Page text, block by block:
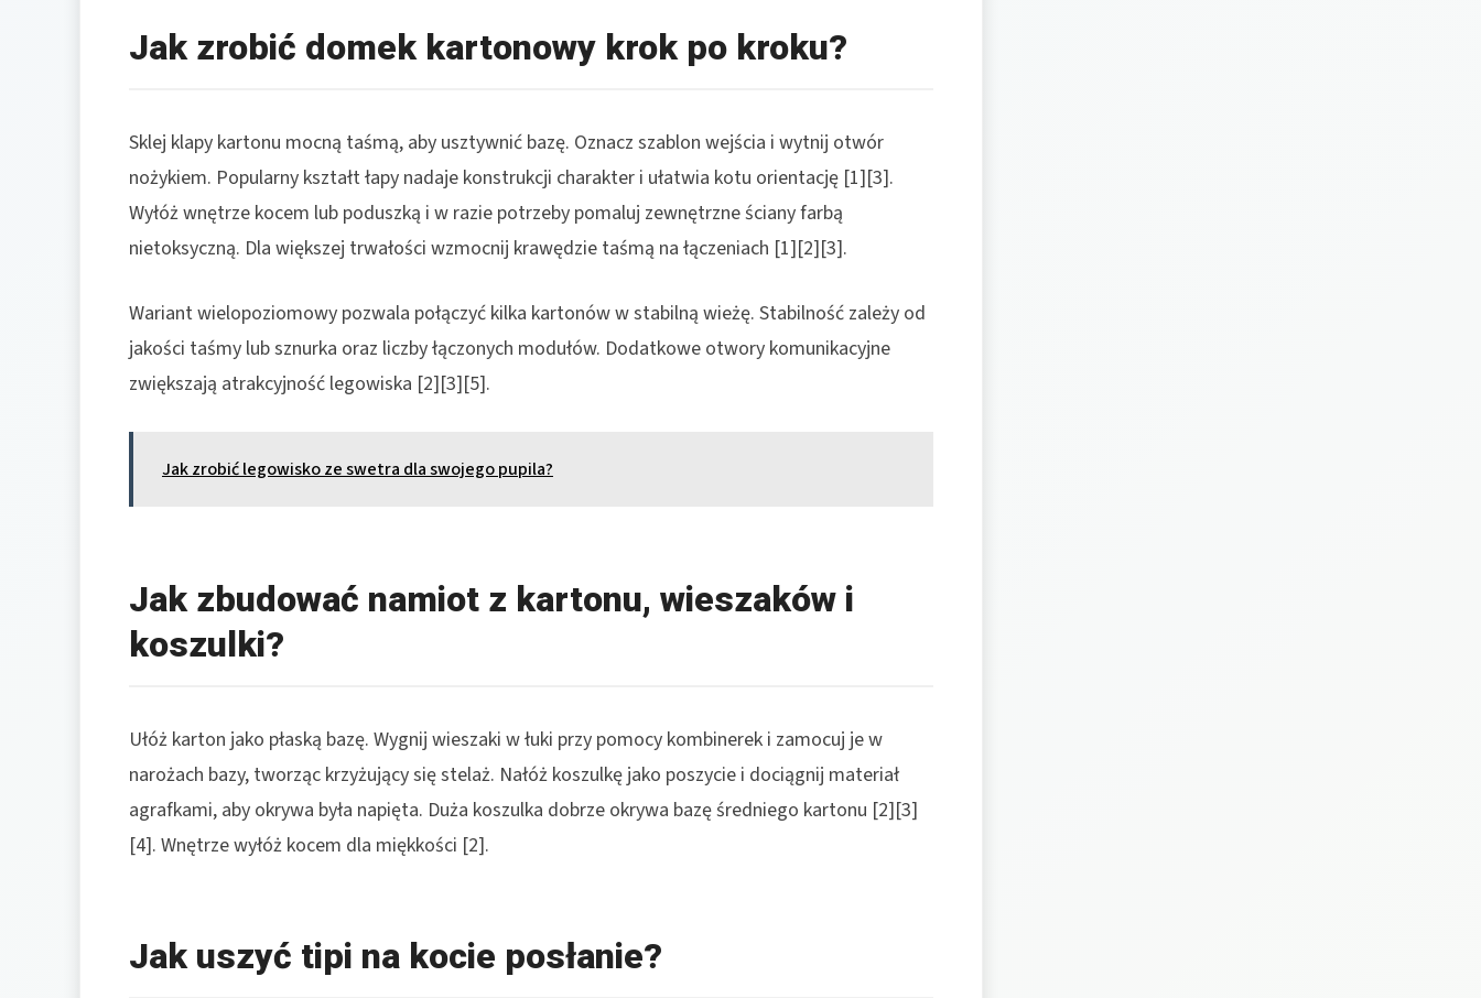
Jak zrobić domek kartonowy krok po kroku?
Sklej klapy kartonu mocną taśmą, aby usztywnić bazę. Oznacz szablon wejścia i wytnij otwór
nożykiem. Popularny kształt łapy nadaje konstrukcji charakter i ułatwia kotu orientację [1][3].
Wyłóż wnętrze kocem lub poduszką i w razie potrzeby pomaluj zewnętrzne ściany farbą
nietoksyczną. Dla większej trwałości wzmocnij krawędzie taśmą na łączeniach [1][2][3].
Wariant wielopoziomowy pozwala połączyć kilka kartonów w stabilną wieżę. Stabilność zależy od
jakości taśmy lub sznurka oraz liczby łączonych modułów. Dodatkowe otwory komunikacyjne
zwiększają atrakcyjność legowiska [2][3][5].
Jak zrobić legowisko ze swetra dla swojego pupila?
Jak zbudować namiot z kartonu, wieszaków i
koszulki?
Ułóż karton jako płaską bazę. Wygnij wieszaki w łuki przy pomocy kombinerek i zamocuj je w
narożach bazy, tworząc krzyżujący się stelaż. Nałóż koszulkę jako poszycie i dociągnij materiał
agrafkami, aby okrywa była napięta. Duża koszulka dobrze okrywa bazę średniego kartonu [2][3]
[4]. Wnętrze wyłóż kocem dla miękkości [2].
Jak uszyć tipi na kocie posłanie?